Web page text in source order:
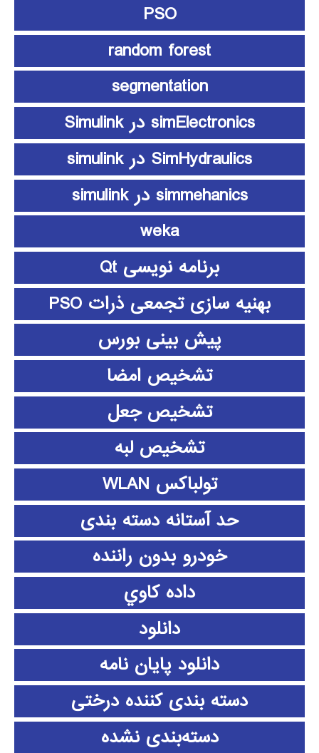
PSO
random forest
segmentation
simElectronics در Simulink
SimHydraulics در simulink
simmehanics در simulink
weka
برنامه نویسی Qt
بهنیه سازی تجمعی ذرات PSO
پیش بینی بورس
تشخیص امضا
تشخیص جعل
تشخیص لبه
تولباکس WLAN
حد آستانه دسته بندی
خودرو بدون راننده
داده كاوي
دانلود
دانلود پايان نامه
دسته بندی کننده درختی
دسته‌بندی نشده